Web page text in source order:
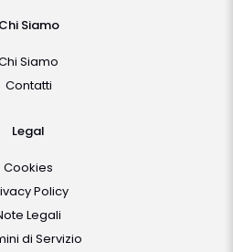
Chi Siamo
Siamo
Contatti
Legal
Cookies
Policy
Legali
di Servizio